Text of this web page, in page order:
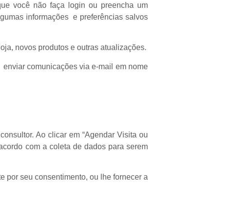
você não faça login ou preencha um
informações e preferências salvos
novos produtos e outras atualizações.
comunicações via e-mail em nome
Ao clicar em “Agendar Visita ou
com a coleta de dados para serem
por seu consentimento, ou lhe fornecer a